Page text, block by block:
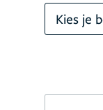
Kies je